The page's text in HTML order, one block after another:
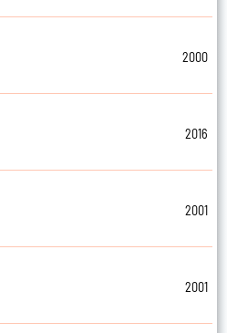
2000
2016
2001
2001